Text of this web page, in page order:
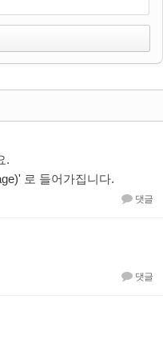
.
로 들어가집니다.
댓글
댓글